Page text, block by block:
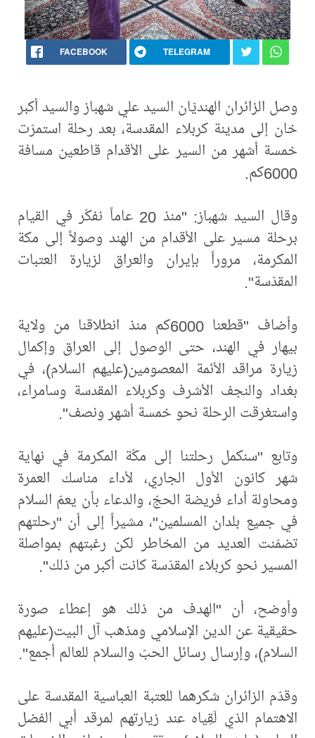
FACEBOOK TELEGRAM
وصل الزائران الهنديّان السيد علي شهباز والسيد أكبر
خان إلى مدينة كربلاء المقدسة، بعد رحلة استمرّت
خمسة أشهر من السير على الأقدام قاطعين مسافة
6000كم.
وقال السيد شهباز: "منذ 20 عاماً نفكّر في القيام
برحلة مسير على الأقدام من الهند وصولاً إلى مكة
المكرمة، مروراً بإيران والعراق لزيارة العتبات
المقدّسة".
وأضاف "قطعنا 6000كم منذ انطلاقنا من ولاية
بيهار في الهند، حتى الوصول إلى العراق وإكمال
زيارة مراقد الأئمة المعصومين(عليهم السلام)، في
بغداد والنجف الأشرف وكربلاء المقدسة وسامراء،
واستغرقت الرحلة نحو خمسة أشهر ونصف".
وتابع "سنكمل رحلتنا إلى مكّة المكرمة في نهاية
شهر كانون الأول الجاري، لأداء مناسك العمرة
ومحاولة أداء فريضة الحجّ، والدعاء بأن يعمّ السلام
في جميع بلدان المسلمين"، مشيراً إلى أن "رحلتهم
تضمّنت العديد من المخاطر لكن رغبتهم بمواصلة
المسير نحو كربلاء المقدّسة كانت أكبر من ذلك".
وأوضح، أن "الهدف من ذلك هو إعطاء صورة
حقيقية عن الدين الإسلامي ومذهب آل البيت(عليهم
السلام)، وإرسال رسائل الحبّ والسلام للعالم أجمع".
وقدّم الزائران شكرهما للعتبة العباسية المقدسة على
الاهتمام الذي لَقِياه عند زيارتهم لمرقد أبي الفضل